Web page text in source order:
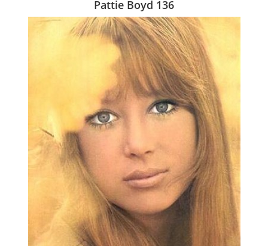
HISTORIE - JAK TO ZAČALO
HISTORIE - BEATLEMANIE
HISTORIE - SERŽANT PEPŘ
HISTORIE - KONEC LEGENDY
HISTORIE - ...PO BEATLES
NÁSTROJE - LENNON
Pattie Boyd 136